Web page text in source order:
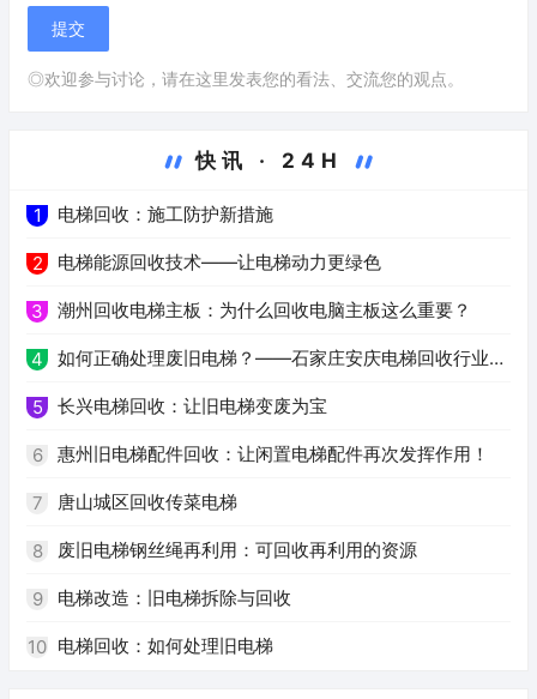
◎欢迎参与讨论，请在这里发表您的看法、交流您的观点。
快讯 · 24H
1 电梯回收：施工防护新措施
2 电梯能源回收技术——让电梯动力更绿色
3 潮州回收电梯主板：为什么回收电脑主板这么重要？
4 如何正确处理废旧电梯？——石家庄安庆电梯回收行业解
析
5 长兴电梯回收：让旧电梯变废为宝
6 惠州旧电梯配件回收：让闲置电梯配件再次发挥作用！
7 唐山城区回收传菜电梯
8 废旧电梯钢丝绳再利用：可回收再利用的资源
9 电梯改造：旧电梯拆除与回收
10 电梯回收：如何处理旧电梯